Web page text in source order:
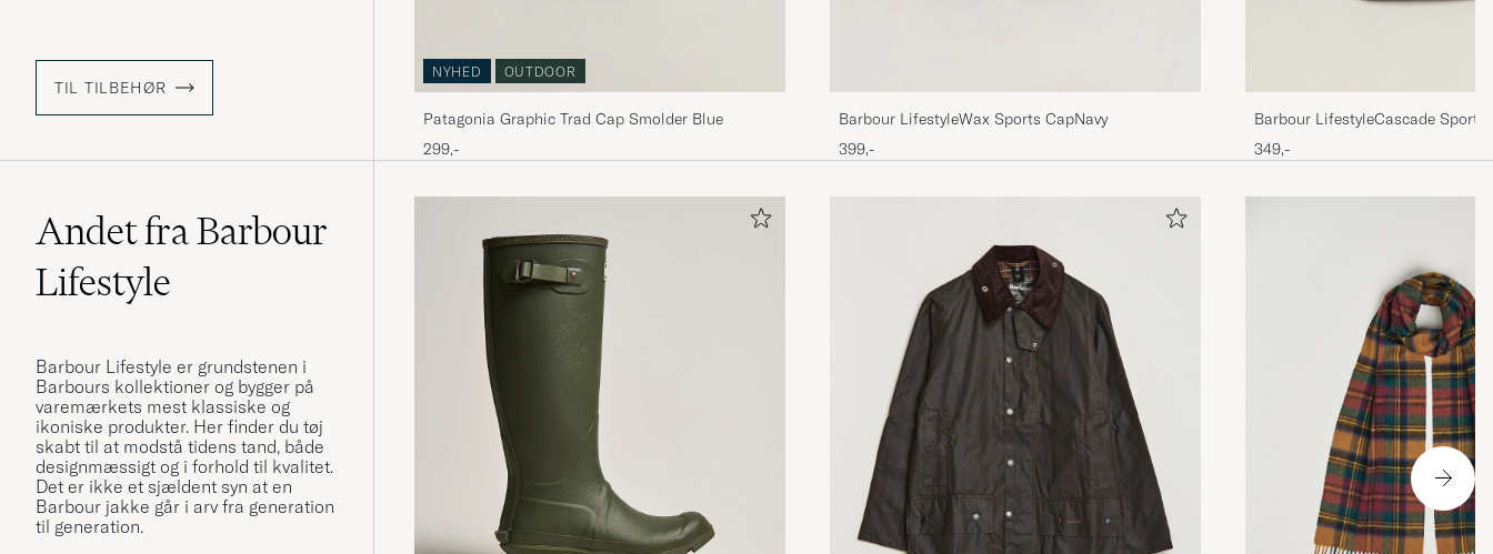
TIL TILBEHØR
NYHED OUTDOOR
Patagonia Graphic Trad Cap Smolder Blue
299,-
Barbour LifestyleWax Sports CapNavy
399,-
Barbour LifestyleCascade Sports
349,-
Andet fra Barbour
Lifestyle
Barbour Lifestyle er grundstenen i
Barbours kollektioner og bygger på
varemærkets mest klassiske og
ikoniske produkter. Her finder du tøj
skabt til at modstå tidens tand, både
designmæssigt og i forhold til kvalitet.
Det er ikke et sjældent syn at en
Barbour jakke går i arv fra generation
til generation.